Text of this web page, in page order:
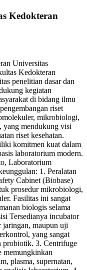
Kedokteran
Universitas
Kedokteran
penelitian dasar dan
kegiatan
di bidang ilmu
riset
mikrobiologi,
yang mendukung visi
riset kesehatan.
komitmen kuat dalam
laboratorium modern.
Laboratorium
1. Peralatan
Cabinet (Biobase)
prosedur mikrobiologi,
Fasilitas ini sangat
biologis selama
Tersedianya incubator
jaringan, maupun uji
yang sangat
probiotik. 3. Centrifuge
memungkinkan
plasma, supernatan,